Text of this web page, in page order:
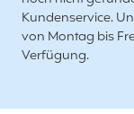
Kundenservice.
von Montag bis
Verfügung.